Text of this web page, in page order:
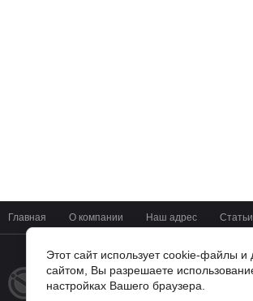
Главная О компании Наш адрес Статьи
© 2014 - 2026
Мир Цифровых Систем
Этот сайт использует cookie-файлы
сайтом, Вы разрешаете
настройках Вашего браузера.